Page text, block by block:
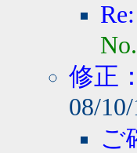
修正
08/
ご